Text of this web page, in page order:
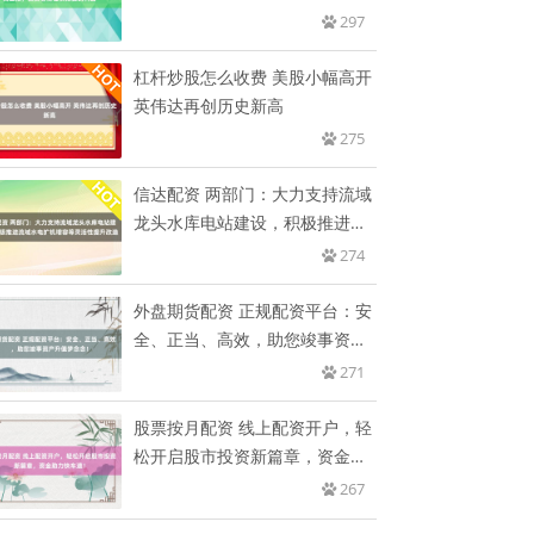
297
杠杆炒股怎么收费 美股小幅高开
英伟达再创历史新高
275
信达配资 两部门：大力支持流域
龙头水库电站建设，积极推进流
274
外盘期货配资 正规配资平台：安
全、正当、高效，助您竣事资产
271
股票按月配资 线上配资开户，轻
松开启股市投资新篇章，资金助
267